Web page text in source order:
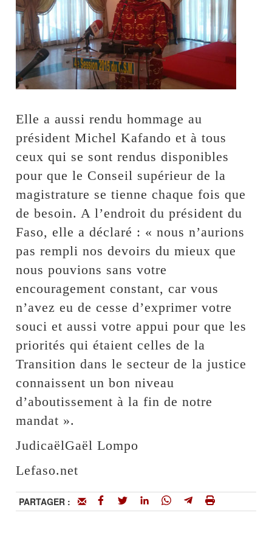
Elle a aussi rendu hommage au
président Michel Kafando et à tous
ceux qui se sont rendus disponibles
pour que le Conseil supérieur de la
magistrature se tienne chaque fois que
de besoin. A l’endroit du président du
Faso, elle a déclaré : « nous n’aurions
pas rempli nos devoirs du mieux que
nous pouvions sans votre
encouragement constant, car vous
n’avez eu de cesse d’exprimer votre
souci et aussi votre appui pour que les
priorités qui étaient celles de la
Transition dans le secteur de la justice
connaissent un bon niveau
d’aboutissement à la fin de notre
mandat ».
JudicaëlGaël Lompo
Lefaso.net
PARTAGER :